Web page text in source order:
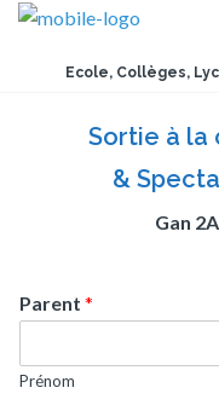
Ecole, Collèges,
Sortie à la
&
Gan
Parent *
Prénom